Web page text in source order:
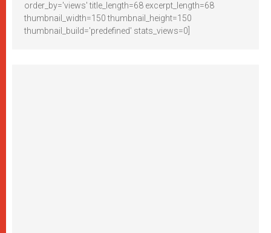
order_by='views' title_length=68 excerpt_length=68
thumbnail_width=150 thumbnail_height=150
thumbnail_build='predefined' stats_views=0]